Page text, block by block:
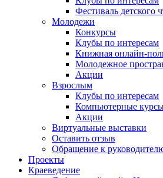
Фестиваль детского
Молодежи
Конкурсы
Клубы по интересам
Книжная онлайн-
Молодежное
Акции
Взрослым
Клубы по интересам
Компьютерные
Акции
Виртуальные выставки
Оставить отзыв
Обращение к
Проекты
Краеведение